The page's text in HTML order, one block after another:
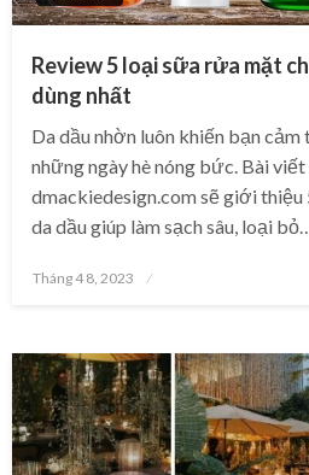
Review 5 loại sữa rửa mặt
dùng nhất
Da dầu nhờn luôn khiến bạn
những ngày hè nóng bức. Bài viết
dmackiedesign.com sẽ giới
da dầu giúp làm sạch sâu, loại bỏ…
Posted
Tháng 4 8, 2023